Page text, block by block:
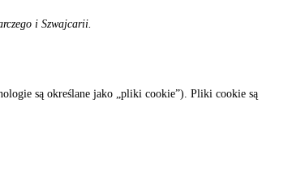
i Szwajcarii.
są określane jako „pliki cookie”). Pliki cookie są